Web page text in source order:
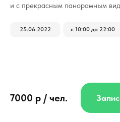
и с прекрасным панорамным
7000 р / чел.
25.06.2022 с 10:00 до 22:00